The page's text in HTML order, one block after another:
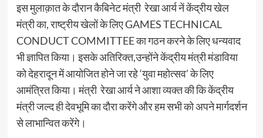
इस मुलाक़ात के दौरान कैबिनेट मंत्री रेखा आर्य नें केंद्रीय खेल
मंत्री का, राष्ट्रीय खेलों के लिए GAMES TECHNICAL
CONDUCT COMMITTEE का गठन करने के लिए धन्यवाद
भी ज्ञापित किया। इसके अतिरिक्त,उन्होंने केंद्रीय मंत्री मंडाविया
को देहरादून में आयोजित होने जा रहे ‘युवा महोत्सव’ के लिए
आमंत्रित किया। मंत्री रेखा आर्य ने आशा व्यक्त की कि केंद्रीय
मंत्री जल्द ही देवभूमि का दौरा करेंगे और हम सभी को अपने मार्गदर्शन
से लाभान्वित करेंगे।